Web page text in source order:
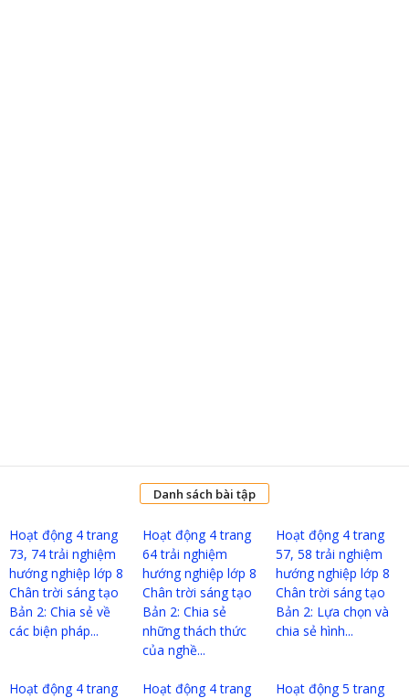
Danh sách bài tập
Hoạt động 4 trang
73, 74 trải nghiệm
hướng nghiệp lớp 8
Chân trời sáng tạo
Bản 2: Chia sẻ về
các biện pháp...
Hoạt động 4 trang
64 trải nghiệm
hướng nghiệp lớp 8
Chân trời sáng tạo
Bản 2: Chia sẻ
những thách thức
của nghề...
Hoạt động 4 trang
57, 58 trải nghiệm
hướng nghiệp lớp 8
Chân trời sáng tạo
Bản 2: Lựa chọn và
chia sẻ hình...
Hoạt động 4 trang
Hoạt động 4 trang
Hoạt động 5 trang